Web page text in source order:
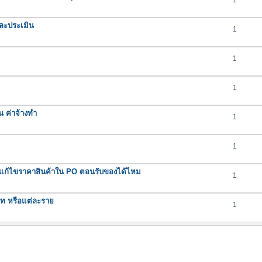
ะประเมิน 1
1
1
ค่าจ้างทำ 1
1
ไขราคาสินค้าใน PO ตอนรับของได้ไหม 1
หรือแต่ละราย 1